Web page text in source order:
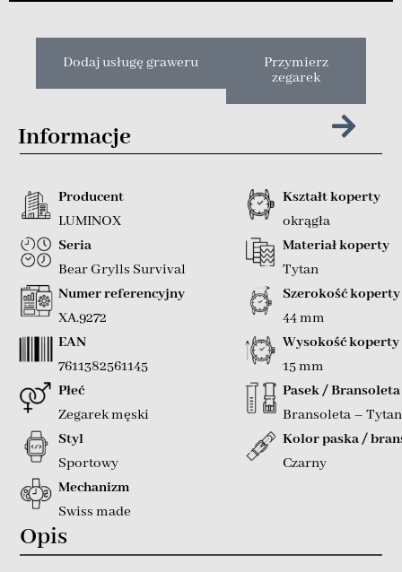
Dodaj usługę graweru
Przymierz
zegarek
Informacje
Producent
LUMINOX
Seria
Bear Grylls Survival
Numer referencyjny
XA.9272
EAN
7611382561145
Płeć
Zegarek męski
Styl
Sportowy
Mechanizm
Swiss made
Kształt koperty
okrągła
Materiał koperty
Tytan
Szerokość koperty
44 mm
Wysokość koperty
15 mm
Pasek / Bransoleta
Bransoleta – Tytan
Kolor paska /
Czarny
Opis